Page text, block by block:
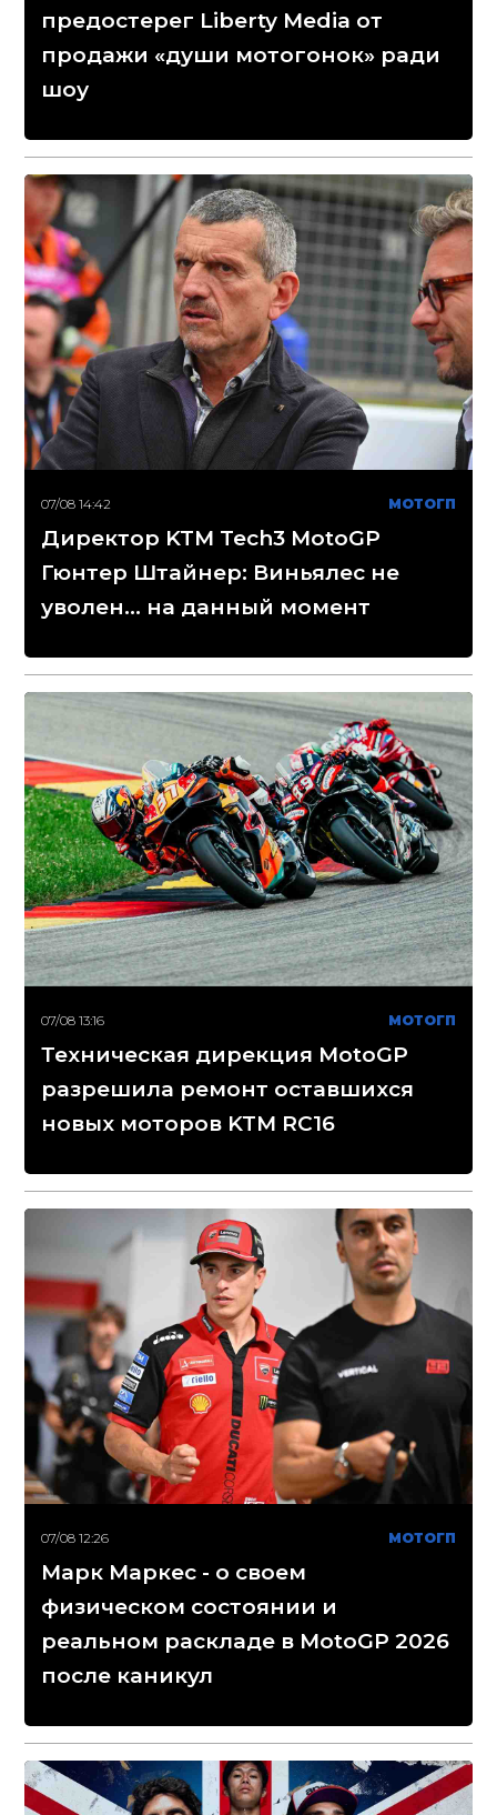
предостерег Liberty Media от
продажи «души мотогонок» ради
шоу
07/08 14:42 МОТОГП
Директор KTM Tech3 MotoGP
Гюнтер Штайнер: Виньялес не
уволен... на данный момент
07/08 13:16 МОТОГП
Техническая дирекция MotoGP
разрешила ремонт оставшихся
новых моторов KTM RC16
07/08 12:26 МОТОГП
Марк Маркес - о своем
физическом состоянии и
реальном раскладе в MotoGP 2026
после каникул